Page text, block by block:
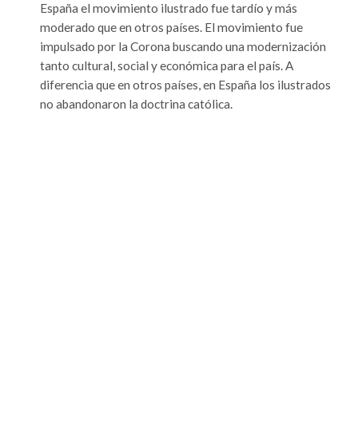
España el movimiento ilustrado fue tardío y más
moderado que en otros países. El movimiento fue
impulsado por la Corona buscando una modernización
tanto cultural, social y económica para el país. A
diferencia que en otros países, en España los ilustrados
no abandonaron la doctrina católica.